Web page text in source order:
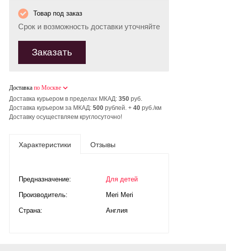
Товар под заказ
Срок и возможность доставки уточняйте
Заказать
Доставка по Москве
Доставка курьером в пределах МКАД: 350 руб.
Доставка курьером за МКАД: 500 рублей. + 40 руб./км
Доставку осуществляем круглосуточно!
Характеристики Отзывы
Предназначение: Для детей
Производитель: Meri Meri
Страна: Англия